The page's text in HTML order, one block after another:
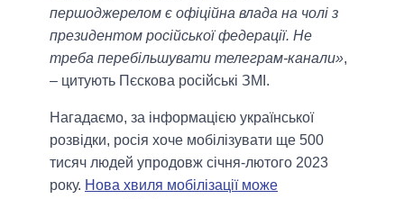
першоджерелом є офіційна влада на чолі з
президентом російської федерації. Не
треба перебільшувати телеграм-канали»,
– цитують Пєскова російські ЗМІ.
Нагадаємо, за інформацією української
розвідки, росія хоче мобілізувати ще 500
тисяч людей упродовж січня-лютого 2023
року. Нова хвиля мобілізації може